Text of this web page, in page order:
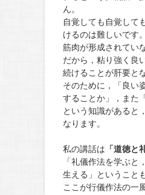
ん。
自覚しても自覚して
けるのは難しいです。
筋肉が形成されてい
だから，粘り強く良
続けることが肝要と
そのために，「良い
することか」，また
という知識があると
なります。
私の講話は 「道徳と
「礼儀作法を学ぶと
生える」ということ
ここが行儀作法の一